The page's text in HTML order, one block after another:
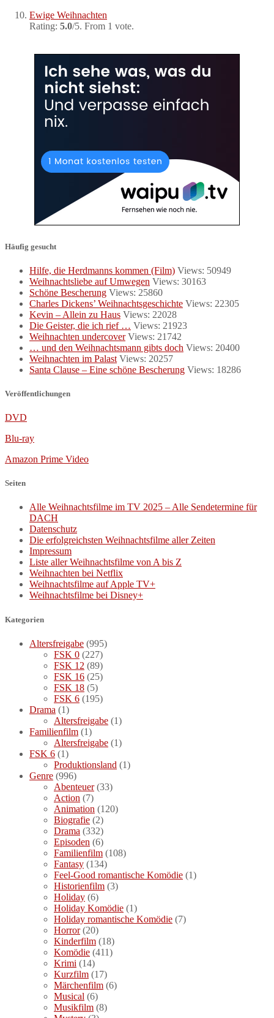
Ewige Weihnachten
Rating: 5.0/5. From 1 vote.
Häufig gesucht
Hilfe, die Herdmanns kommen (Film) Views: 50949
Weihnachtsliebe auf Umwegen Views: 30163
Schöne Bescherung Views: 25860
Charles Dickens’ Weihnachtsgeschichte Views: 22305
Kevin – Allein zu Haus Views: 22028
Die Geister, die ich rief … Views: 21923
Weihnachten undercover Views: 21742
… und den Weihnachtsmann gibts doch Views: 20400
Weihnachten im Palast Views: 20257
Santa Clause – Eine schöne Bescherung Views: 18286
Veröffentlichungen
DVD
Blu-ray
Amazon Prime Video
Seiten
Alle Weihnachtsfilme im TV 2025 – Alle Sendetermine für
DACH
Datenschutz
Die erfolgreichsten Weihnachtsfilme aller Zeiten
Impressum
Liste aller Weihnachtsfilme von A bis Z
Weihnachten bei Netflix
Weihnachtsfilme auf Apple TV+
Weihnachtsfilme bei Disney+
Kategorien
Altersfreigabe (995)
FSK 0 (227)
FSK 12 (89)
FSK 16 (25)
FSK 18 (5)
FSK 6 (195)
Drama (1)
Altersfreigabe (1)
Familienfilm (1)
Altersfreigabe (1)
FSK 6 (1)
Produktionsland (1)
Genre (996)
Abenteuer(33)
Action (7)
Animation (120)
Biografie (2)
Drama (332)
Episoden (6)
Familienfilm (108)
Fantasy (134)
Feel-Good romantische Komödie (1)
Historienfilm (3)
Holiday (6)
Holiday Komödie (1)
Holiday romantische Komödie (7)
Horror(20)
Kinderfilm (18)
Komödie (411)
Krimi (14)
Kurzfilm (17)
Märchenfilm (6)
Musical (6)
Musikfilm (8)